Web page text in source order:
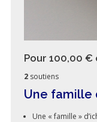
Pour 100,00 €
2 soutiens
Une famille
Une « famille »